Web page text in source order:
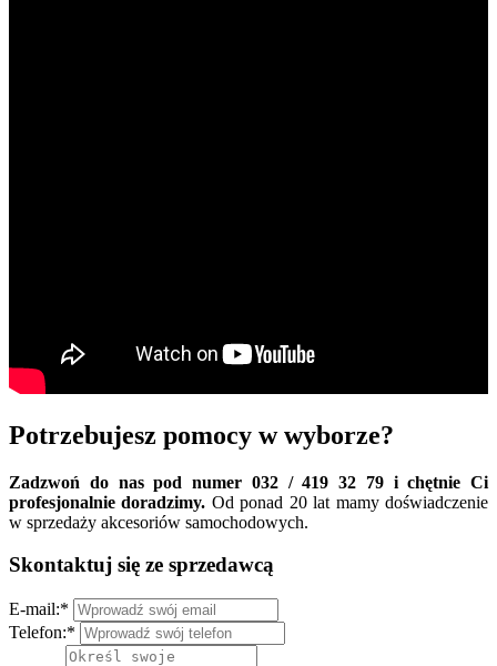
Potrzebujesz pomocy w wyborze?
Zadzwoń do nas pod numer 032 / 419 32 79 i chętnie Ci
profesjonalnie doradzimy. Od ponad 20 lat mamy doświadczenie
w sprzedaży akcesoriów samochodowych.
Skontaktuj się ze sprzedawcą
E-mail:*
Telefon:*